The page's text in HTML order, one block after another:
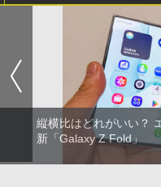
縦横比はどれがいい？
新「Galaxy Z Fold」